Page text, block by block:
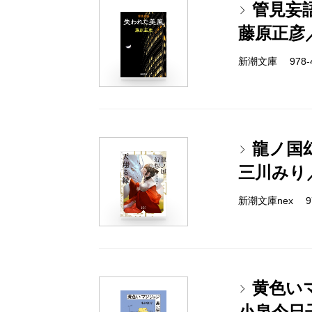
管見妄
藤原正彦
新潮文庫
龍ノ国
三川みり
新潮文庫nex
黄色い